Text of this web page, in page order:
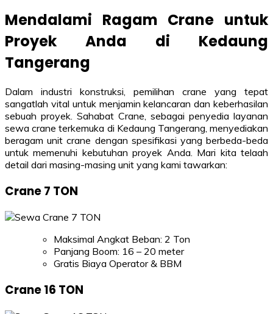
Mendalami Ragam Crane untuk
Proyek Anda di Kedaung
Tangerang
Dalam industri konstruksi, pemilihan crane yang tepat
sangatlah vital untuk menjamin kelancaran dan keberhasilan
sebuah proyek. Sahabat Crane, sebagai penyedia layanan
sewa crane terkemuka di Kedaung Tangerang, menyediakan
beragam unit crane dengan spesifikasi yang berbeda-beda
untuk memenuhi kebutuhan proyek Anda. Mari kita telaah
detail dari masing-masing unit yang kami tawarkan:
Crane 7 TON
Maksimal Angkat Beban: 2 Ton
Panjang Boom: 16 – 20 meter
Gratis Biaya Operator & BBM
Crane 16 TON